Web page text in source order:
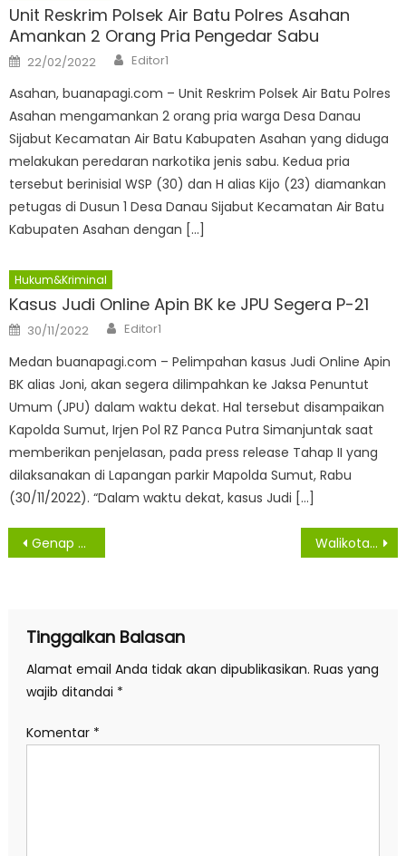
Unit Reskrim Polsek Air Batu Polres Asahan
Amankan 2 Orang Pria Pengedar Sabu
Posted
on
22/02/2022 Author
Editor1
Asahan, buanapagi.com – Unit Reskrim Polsek Air Batu Polres
Asahan mengamankan 2 orang pria warga Desa Danau
Sijabut Kecamatan Air Batu Kabupaten Asahan yang diduga
melakukan peredaran narkotika jenis sabu. Kedua pria
tersebut berinisial WSP (30) dan H alias Kijo (23) diamankan
petugas di Dusun 1 Desa Danau Sijabut Kecamatan Air Batu
Kabupaten Asahan dengan […]
Hukum&Kriminal
Kasus Judi Online Apin BK ke JPU Segera P-21
Posted
on
30/11/2022 Author
Editor1
Medan buanapagi.com – Pelimpahan kasus Judi Online Apin
BK alias Joni, akan segera dilimpahkan ke Jaksa Penuntut
Umum (JPU) dalam waktu dekat. Hal tersebut disampaikan
Kapolda Sumut, Irjen Pol RZ Panca Putra Simanjuntak saat
memberikan penjelasan, pada press release Tahap II yang
dilaksanakan di Lapangan parkir Mapolda Sumut, Rabu
(30/11/2022). “Dalam waktu dekat, kasus Judi […]
Navigasi
Genap 600 Warga Asahan Konfirmasi Virus Covid -19 Walikota Siantar Hefrianyah Serahkan SK Kepada 51 PPPK Formasi Tahun 2019
Tinggalkan Balasan
Alamat email Anda tidak akan dipublikasikan. Ruas yang
wajib ditandai *
Komentar *